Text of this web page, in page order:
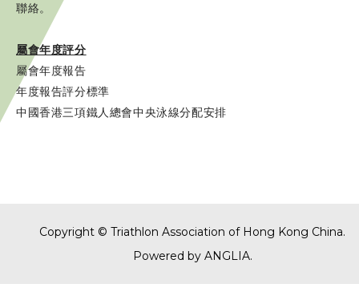
聯絡。
屬會年度評分
屬會年度報告
年度報告評分標準
中國香港三項鐵人總會中央泳線分配安排
Copyright © Triathlon Association of Hong Kong China.
Powered by ANGLIA.